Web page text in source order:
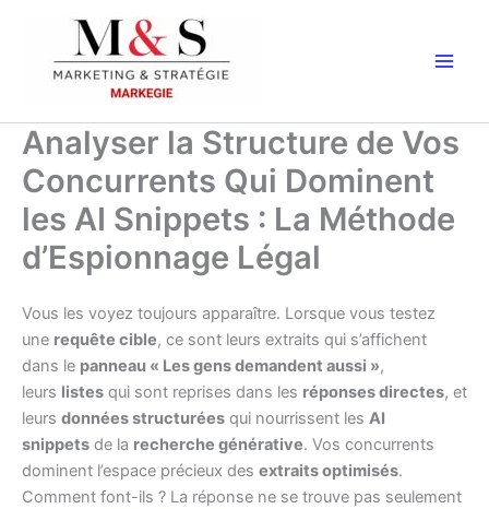
contenu
Analyser la Structure de Vos
Concurrents Qui Dominent
les AI Snippets : La Méthode
d’Espionnage Légal
Vous les voyez toujours apparaître. Lorsque vous testez
une requête cible, ce sont leurs extraits qui s’affichent
dans le panneau « Les gens demandent aussi »,
leurs listes qui sont reprises dans les réponses directes, et
leurs données structurées qui nourrissent les AI
snippets de la recherche générative. Vos concurrents
dominent l’espace précieux des extraits optimisés.
Comment font-ils ? La réponse ne se trouve pas seulement